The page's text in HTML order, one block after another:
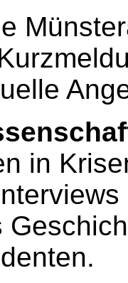
in